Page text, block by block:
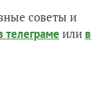
советы и
телеграме или в